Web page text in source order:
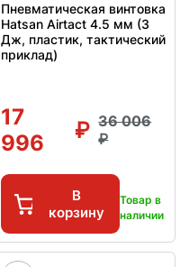
Пневматическая винтовка
Hatsan Airtact 4.5 мм (3
Дж, пластик, тактический
приклад)
17
996
36 006
В
корзину
Товар в
наличии